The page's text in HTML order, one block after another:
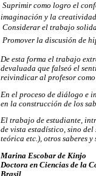
 Suprimir como logro el
imaginación y la
 Considerar el trabajo
 Promover la discusión de
De esta forma el trabajo
devaluada que falseó el
reivindicar al profesor
En el proceso de diálogo e
en la construcción de los
El trabajo de estudiante,
de vista estadístico, sino
teórica etc.), otros saberes y
Marina Escobar de Kinjo
Doctora en Ciencias de la
Brasil